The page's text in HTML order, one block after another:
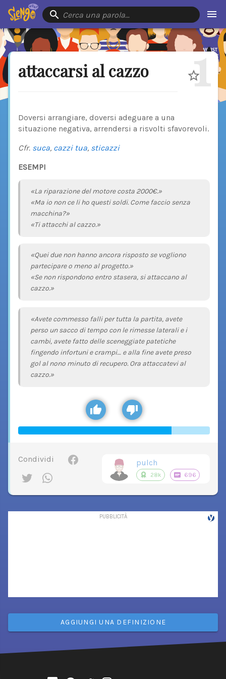
Cerca una parola…
attaccarsi al cazzo 1
Doversi arrangiare, doversi adeguare a una
situazione negativa, arrendersi a risvolti sfavorevoli.
Cfr. suca, cazzi tua, sticazzi
ESEMPI
«La riparazione del motore costa 2000€.»
«Ma io non ce li ho questi soldi. Come faccio senza
macchina?»
«Ti attacchi al cazzo.»
«Quei due non hanno ancora risposto se vogliono
partecipare o meno al progetto.»
«Se non rispondono entro stasera, si attaccano al
cazzo.»
«Avete commesso falli per tutta la partita, avete
perso un sacco di tempo con le rimesse laterali e i
cambi, avete fatto delle sceneggiate patetiche
fingendo infortuni e crampi… e alla fine avete preso
gol al nono minuto di recupero. Ora attaccatevi al
cazzo.»
Condividi pulch
28k 696
AGGIUNGI UNA DEFINIZIONE